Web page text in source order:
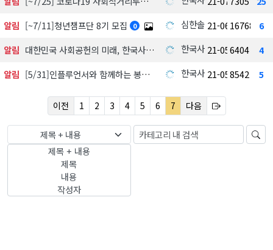
알림 [~7/11]청년챔프단 8기 모집 0 심한솔 21-06-11
16768
6
알림
대한민국 사회공헌의 미래, 한국사회공헌협회 '소셜 앰버서더'와 함께하십시오. 한국사회공헌협회
21-05-17
6404
4
알림
[5/31]인플루언서와 함께하는 봉사단 KSCV모집 한국사회공헌협회
21-05-17
8542 5
이전 1 2 3 4 5 6 7 다음
제목 + 내용
제목 + 내용
제목
내용
작성자